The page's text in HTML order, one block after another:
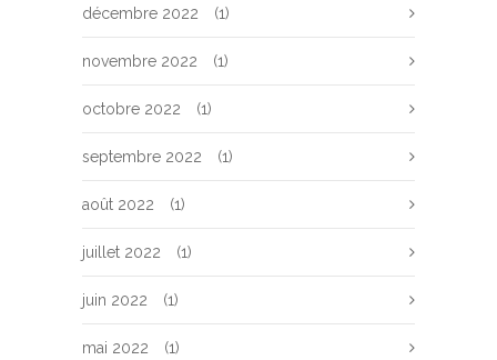
décembre 2022 (1)
novembre 2022 (1)
octobre 2022 (1)
septembre 2022 (1)
août 2022 (1)
juillet 2022 (1)
juin 2022 (1)
mai 2022 (1)